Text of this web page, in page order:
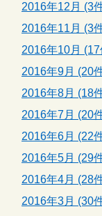
2016年12月 (3
2016年11月 (3
2016年10月 (17
2016年9月 (20
2016年8月 (18
2016年7月 (20
2016年6月 (22
2016年5月 (29
2016年4月 (28
2016年3月 (30